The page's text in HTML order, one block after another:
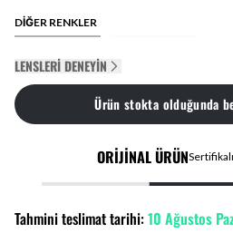
DİĞER RENKLER
LENSLERI DENEYIN
Ürün stokta olduğunda
ORİJİNAL ÜRÜN
Tahmini teslimat tarihi:10 Ağustos